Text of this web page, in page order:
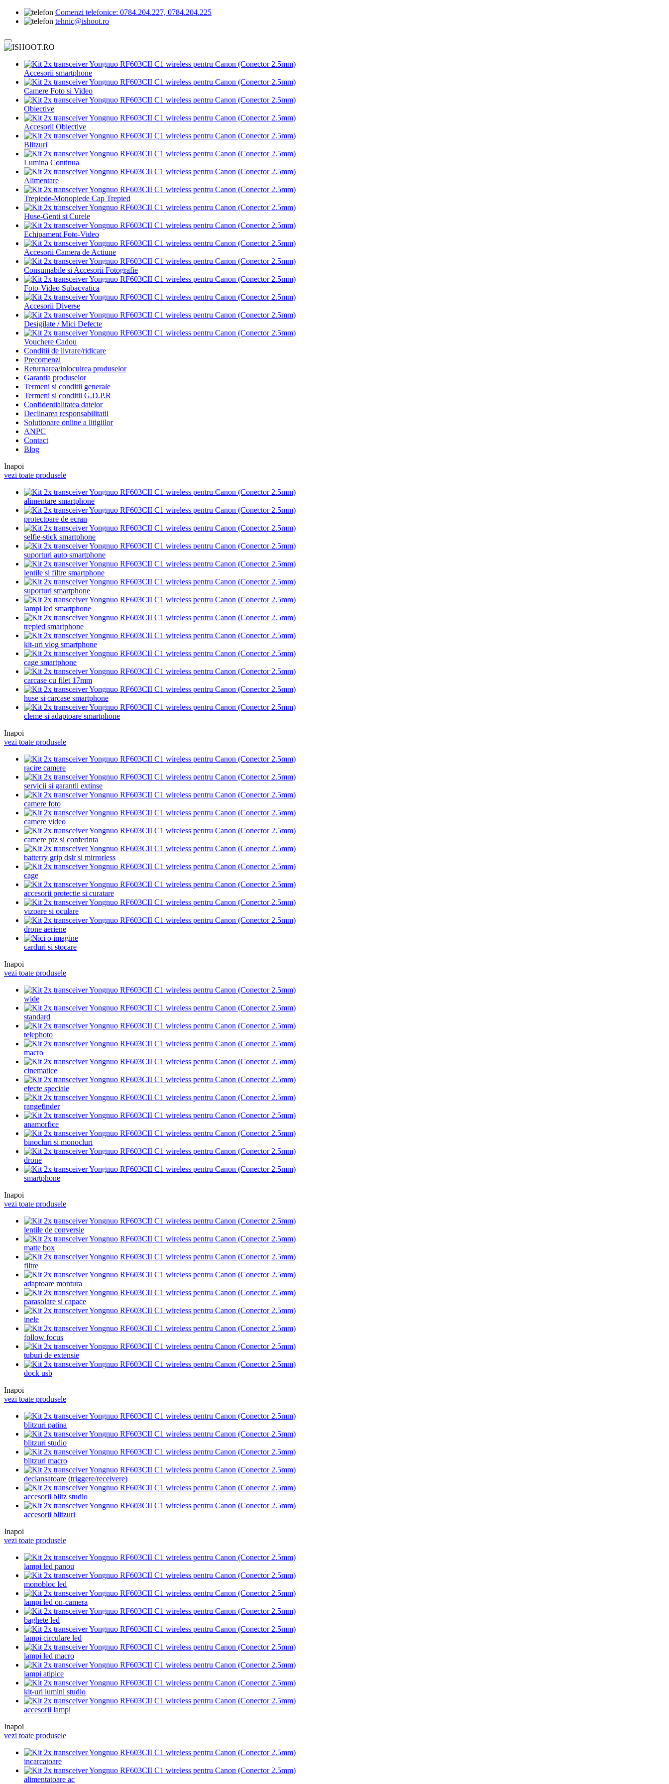
Comenzi telefonice: 0784.204.227, 0784.204.225
tehnic@ishoot.ro
Accesorii smartphone
Camere Foto si Video
Obiective
Accesorii Obiective
Blitzuri
Lumina Continua
Alimentare
Trepiede-Monopiede Cap Trepied
Huse-Genti si Curele
Echipament Foto-Video
Accesorii Camera de Actiune
Consumabile si Accesorii Fotografie
Foto-Video Subacvatica
Accesorii Diverse
Desigilate / Mici Defecte
Vouchere Cadou
Conditii de livrare/ridicare
Precomenzi
Returnarea/inlocuirea produselor
Garantia produselor
Termeni si conditii generale
Termeni si conditii G.D.P.R
Confidentialitatea datelor
Declinarea responsabilitatii
Solutionare online a litigiilor
ANPC
Contact
Blog
Inapoi
vezi toate produsele
alimentare smartphone
protectoare de ecran
selfie-stick smartphone
suporturi auto smartphone
lentile si filtre smartphone
suporturi smartphone
lampi led smartphone
trepied smartphone
kit-uri vlog smartphone
cage smartphone
carcase cu filet 17mm
huse si carcase smartphone
cleme si adaptoare smartphone
Inapoi
vezi toate produsele
racire camere
servicii si garantii extinse
camere foto
camere video
camere ptz si conferinta
batterry grip dslr si mirrorless
cage
accesorii protectie si curatare
vizoare si oculare
drone aeriene
carduri si stocare
Inapoi
vezi toate produsele
wide
standard
telephoto
macro
cinematice
efecte speciale
rangefinder
anamorfice
binocluri si monocluri
drone
smartphone
Inapoi
vezi toate produsele
lentile de conversie
matte box
filtre
adaptoare montura
parasolare si capace
inele
follow focus
tuburi de extensie
dock usb
Inapoi
vezi toate produsele
blitzuri patina
blitzuri studio
blitzuri macro
declansatoare (triggere/receivere)
accesorii blitz studio
accesorii blitzuri
Inapoi
vezi toate produsele
lampi led panou
monobloc led
lampi led on-camera
baghete led
lampi circulare led
lampi led macro
lampi atipice
kit-uri lumini studio
accesorii lampi
Inapoi
vezi toate produsele
incarcatoare
alimentatoare ac